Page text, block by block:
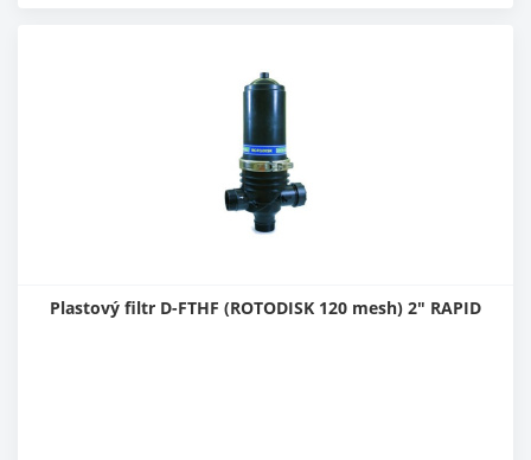
Plastový filtr D-FTHF (ROTODISK 120 mesh) 2" RAPID